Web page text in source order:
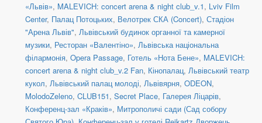
«Львів», MALEVICH: concert arena & night club_v.1, Lviv Film
Center, Палац Потоцьких, Велотрек СКА (Concert), Стадіон
"Арена Львів", Львівський будинок органної та камерної
музики, Ресторан «Валентіно», Львівська національна
філармонія, Opera Passage, Готель «Нота Бене», MALEVICH:
concert arena & night club_v.2 Fan, Кінопалац, Львівський театр
кукол, Львівський палац молоді, Львівярня, ODEON,
MolodoZeleno, CLUB151, Secret Place, Галерея Ліцарів,
Конференц-зал «Краків», Митрополичі сади (Сад собору